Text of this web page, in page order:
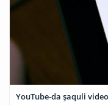
YouTube-da şaquli